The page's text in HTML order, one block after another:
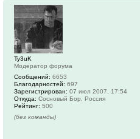
Ty3uK
Модератор форума
Сообщений: 6653
Благодарностей: 697
Зарегистрирован: 07 июл 2007, 17:54
Откуда: Сосновый Бор, Россия
Рейтинг: 500
(без команды)